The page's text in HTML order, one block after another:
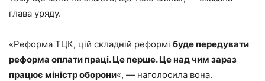
глава уряду.
«Реформа ТЦК, цій складній реформі буде передувати
реформа оплати праці. Це перше. Це над чим зараз
працює міністр оборони«, — наголосила вона.